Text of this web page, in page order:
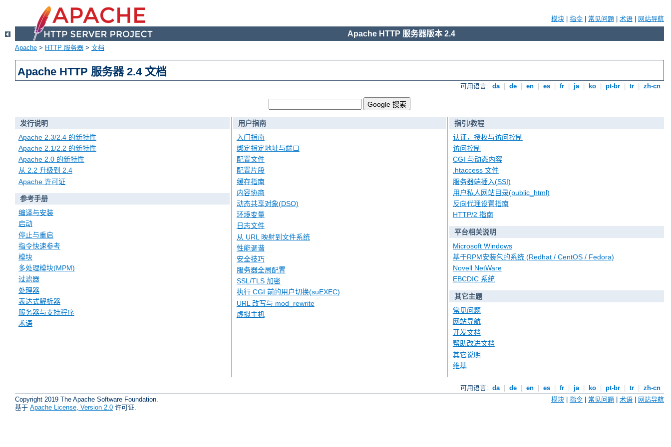
模块 指令 常见问题 术语 网站导航
Apache HTTP 服务器版本 2.4
Apache > HTTP 服务器 > 文档
Apache HTTP 服务器 2.4 文档
可用语言: da de en es fr ja ko pt-br tr zh-cn
发行说明
Apache 2.3/2.4 的新特性
Apache 2.1/2.2 的新特性
Apache 2.0 的新特性
从 2.2 升级到 2.4
Apache 许可证
参考手册
编译与安装
启动
停止与重启
指令快速参考
模块
多处理模块(MPM)
过滤器
处理器
表达式解析器
服务器与支持程序
术语
用户指南
入门指南
绑定指定地址与端口
配置文件
配置片段
缓存指南
内容协商
动态共享对象(DSO)
环境变量
日志文件
从 URL 映射到文件系统
性能调谐
安全技巧
服务器全局配置
SSL/TLS 加密
执行 CGI 前的用户切换(suEXEC)
URL 改写与 mod_rewrite
虚拟主机
指引/教程
认证，授权与访问控制
访问控制
CGI 与动态内容
.htaccess 文件
服务器端插入(SSI)
用户私人网站目录(public_html)
反向代理设置指南
HTTP/2 指南
平台相关说明
Microsoft Windows
基于RPM安装包的系统 (Redhat / CentOS / Fedora)
Novell NetWare
EBCDIC 系统
其它主题
常见问题
网站导航
开发文档
帮助改进文档
其它说明
维基
可用语言: da de en es fr ja ko pt-br tr
zh-cn
Copyright 2019 The Apache Software Foundation.
基于 Apache License, Version 2.0 许可证.
模块 | 指令 | 常见问题 | 术语 | 网站导航